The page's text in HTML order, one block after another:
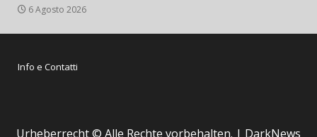
6 Agosto 2026
Info e Contatti
Urheberrecht © Alle Rechte vorbehalten. | DarkNews